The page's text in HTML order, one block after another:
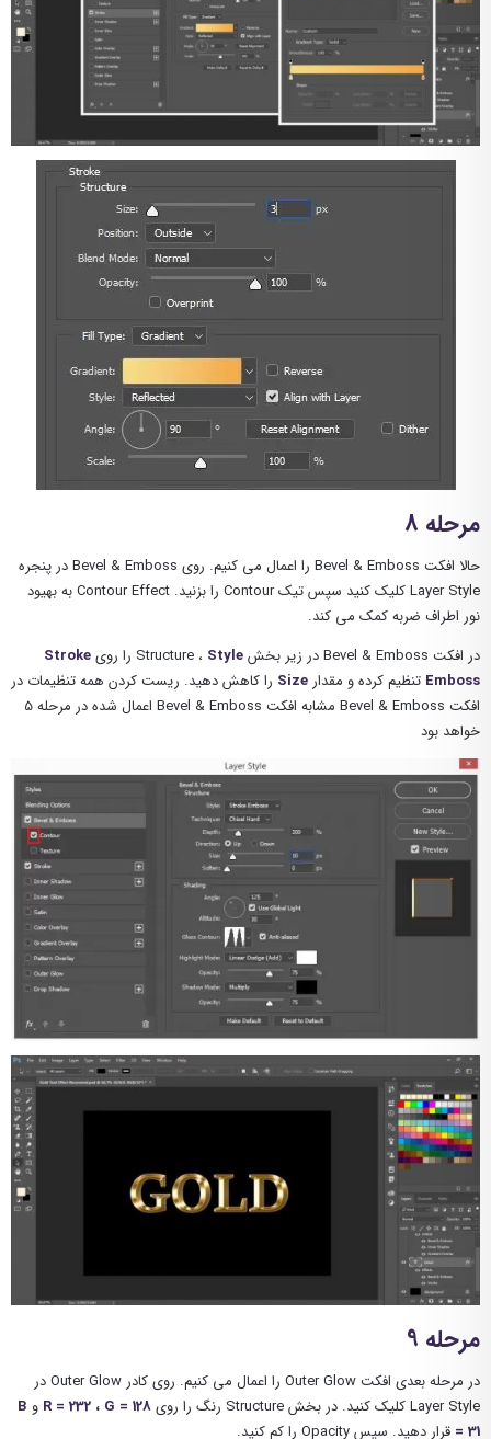
مرحله 8
حالا افکت Bevel & Emboss را اعمال می کنیم. روی Bevel & Emboss در پنجره
Layer Style کلیک کنید سپس تیک Contour را بزنید. Contour Effect به بهیود
نور اطراف ضربه کمک می کند.
در افکت Bevel & Emboss در زیر بخش Structure ،
Style را رویStroke
Emboss تنظیم کرده و مقدار Size را کاهش دهید. ریست کردن همه تنظیمات در
افکت Bevel & Emboss مشابه افکت Bevel & Emboss اعمال شده در مرحله 5
خواهد بود
مرحله 9
در مرحله بعدی افکت Outer Glow را اعمال می کنیم. روی کادر Outer Glow در
Layer Style کلیک کنید. در بخش Structure رنگ را روی
R = 232 ، G = 128 و B
= 31 قرار دهید. سپس Opacity را کم کنید.